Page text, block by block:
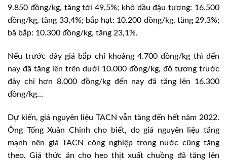
9.850 đồng/kg, tăng tới 49,5%; khô dầu đậu tương: 16.500
đồng/kg, tăng 33,4%; bắp hạt: 10.200 đồng/kg, tăng 29,3%;
bã bắp: 10.300 đồng/kg, tăng 23,1%.
Nếu trước đây giá bắp chỉ khoảng 4.700 đồng/kg thì đến
nay đã tăng lên trên dưới 10.000 đồng/kg, đỗ tương trước
đây chỉ hơn 8.000 đồng/kg đến nay đã tăng lên 16.300
đồng/kg…
Dự kiến, giá nguyên liệu TACN vẫn tăng đến hết năm 2022.
Ông Tống Xuân Chinh cho biết, do giá nguyên liệu tăng
mạnh nên giá TACN công nghiệp trong nước cũng tăng
theo. Giá thức ăn cho heo thịt xuất chuồng đã tăng lên